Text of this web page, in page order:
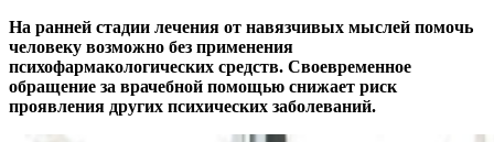
На ранней стадии лечения от навязчивых мыслей помочь
человеку возможно без применения
психофармакологических средств. Своевременное
обращение за врачебной помощью снижает риск
проявления других психических заболеваний.